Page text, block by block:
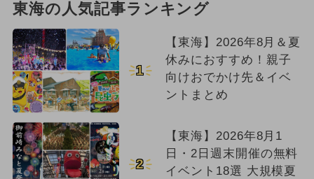
東海の人気記事ランキング
1
【東海】2026年8月＆夏
休みにおすすめ！親子
向けおでかけ先＆イベ
ントまとめ
2
【東海】2026年8月1
日・2日週末開催の無料
イベント18選 大規模夏